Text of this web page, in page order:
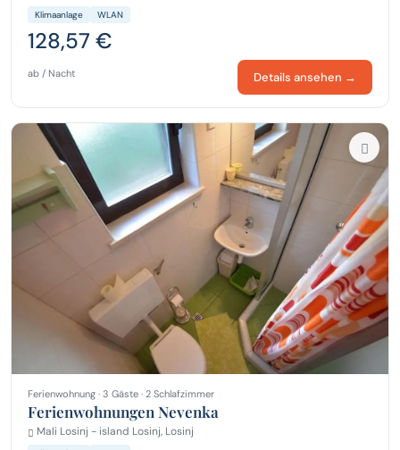
Klimaanlage WLAN
128,57 €
ab / Nacht Details ansehen →
Ferienwohnung · 3 Gäste · 2 Schlafzimmer
Ferienwohnungen Nevenka
Mali Losinj - island Losinj, Losinj